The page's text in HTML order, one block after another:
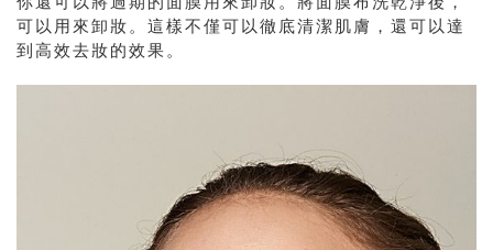
可以用來卸妝。這樣不僅可以徹底清潔肌膚，還可以達
到高效去妝的效果。